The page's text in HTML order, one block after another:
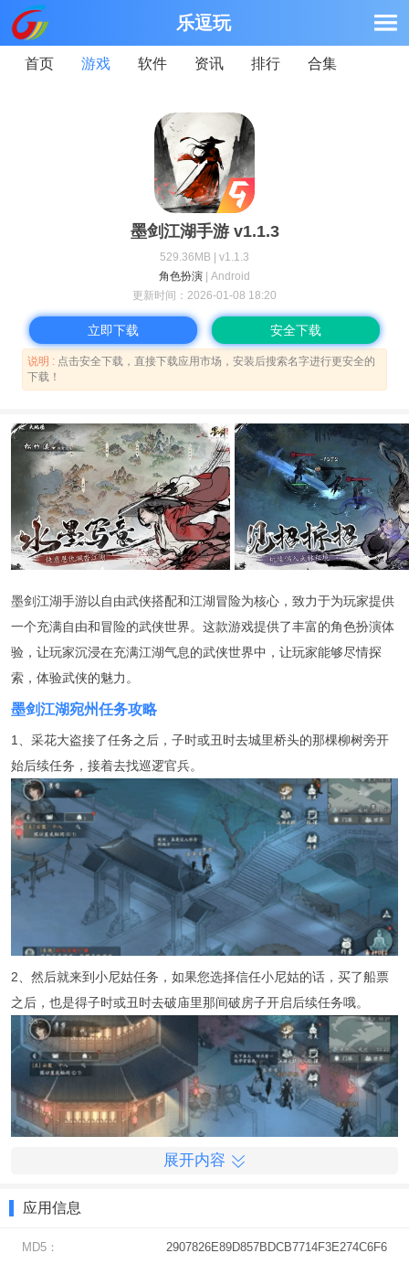
乐逗玩
首页 游戏 软件 资讯 排行 合集
墨剑江湖手游 v1.1.3
529.36MB | v1.1.3
角色扮演 | Android
更新时间： 2026-01-08 18:20
立即下载 安全下载
说明 : 点击安全下载，直接下载应用市场，安装后搜索名字进行更安全的
下载！
墨剑江湖手游以自由武侠搭配和江湖冒险为核心，致力于为玩家提供
一个充满自由和冒险的武侠世界。这款游戏提供了丰富的角色扮演体
验，让玩家沉浸在充满江湖气息的武侠世界中，让玩家能够尽情探
索，体验武侠的魅力。
墨剑江湖宛州任务攻略
1、采花大盗接了任务之后，子时或丑时去城里桥头的那棵柳树旁开
始后续任务，接着去找巡逻官兵。
2、然后就来到小尼姑任务，如果您选择信任小尼姑的话，买了船票
之后，也是得子时或丑时去破庙里那间破房子开启后续任务哦。
3、柳树下的姑娘，您得从苏府左边的小路绕进去呢。
展开内容
应用信息
MD5： 2907826E89D857BDCB7714F3E274C6F6